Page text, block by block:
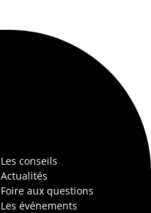
Les conseils
Actualités
Foire aux questions
Les événements